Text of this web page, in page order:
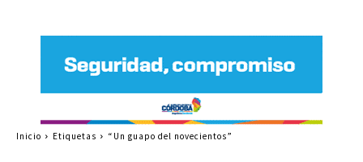
Inicio Etiquetas “Un guapo del novecientos”